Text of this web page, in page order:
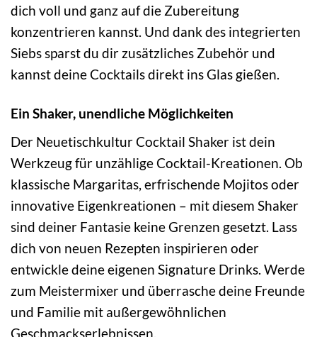
dich voll und ganz auf die Zubereitung
konzentrieren kannst. Und dank des integrierten
Siebs sparst du dir zusätzliches Zubehör und
kannst deine Cocktails direkt ins Glas gießen.
Ein Shaker, unendliche Möglichkeiten
Der Neuetischkultur Cocktail Shaker ist dein
Werkzeug für unzählige Cocktail-Kreationen. Ob
klassische Margaritas, erfrischende Mojitos oder
innovative Eigenkreationen – mit diesem Shaker
sind deiner Fantasie keine Grenzen gesetzt. Lass
dich von neuen Rezepten inspirieren oder
entwickle deine eigenen Signature Drinks. Werde
zum Meistermixer und überrasche deine Freunde
und Familie mit außergewöhnlichen
Geschmackserlebnissen.